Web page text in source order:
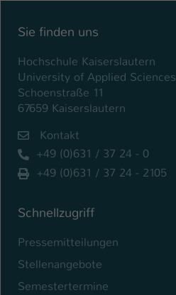
Sie finden uns
Hochschule Kaiserslautern
University of Applied Sciences
Schoenstraße 11
67659 Kaiserslautern
Kontakt
+49 (0)631 / 37 24 - 0
+49 (0)631 / 37 24 - 2105
Schnellzugriff
Pressemitteilungen
Stellenangebote
Semestertermine